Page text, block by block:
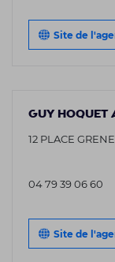
Site de
GUY HOQUET
12 PLACE
04 79 39 06 60
Site de